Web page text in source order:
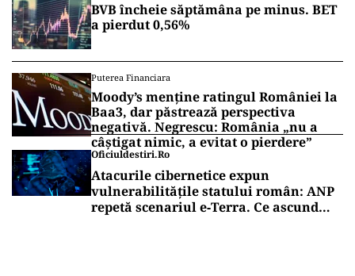
BVB încheie săptămâna pe minus. BET
a pierdut 0,56%
Puterea Financiara
Moody’s menține ratingul României la
Baa3, dar păstrează perspectiva
negativă. Negrescu: România „nu a
câștigat nimic, a evitat o pierdere”
Oficiuldestiri.ro
Atacurile cibernetice expun
vulnerabilitățile statului român: ANP
repetă scenariul e‑Terra. Ce ascund